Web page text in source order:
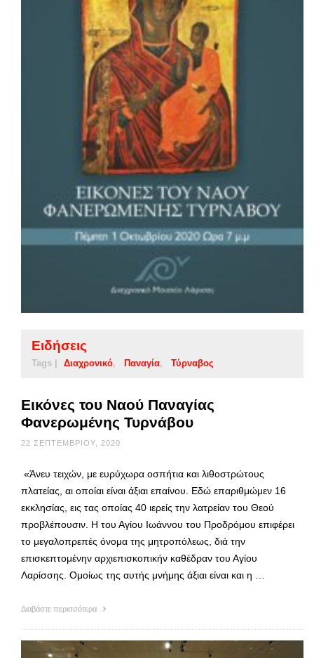
Ειδήσεις
Tags | Διαχρονικό Παναγία Τύρναβος
Εικόνες του Ναού Παναγίας
Φανερωμένης Τυρνάβου
22 ΣΕΠΤΕΜΒΡΊΟΥ, 2020
«Άνευ τειχών, με ευρύχωρα οσπήτια και λιθοστρώτους
πλατείας, αι οποίαι είναι άξιαι επαίνου. Εδώ επαριθμώμεν 16
εκκλησίας, εις τας οποίας 40 ιερείς την λατρείαν του Θεού
προβλέπουσιν. Η του Αγίου Ιωάννου του Προδρόμου επιφέρει
το μεγαλοπρεπές όνομα της μητροπόλεως, διά την
επισκεπτομένην αρχιεπισκοπικήν καθέδραν του Αγίου
Λαρίσσης. Ομοίως της αυτής μνήμης άξιαι είναι και η …
Διαβάστε περισσότερα